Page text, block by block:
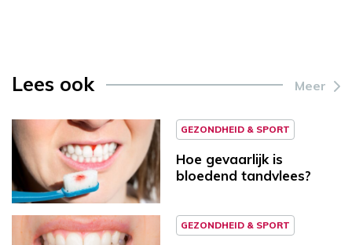
Lees ook Meer
GEZONDHEID & SPORT
Hoe gevaarlijk is
bloedend tandvlees?
GEZONDHEID & SPORT